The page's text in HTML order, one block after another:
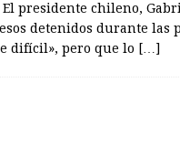
presidente chileno,
detenidos durante las
difícil», pero que lo […]